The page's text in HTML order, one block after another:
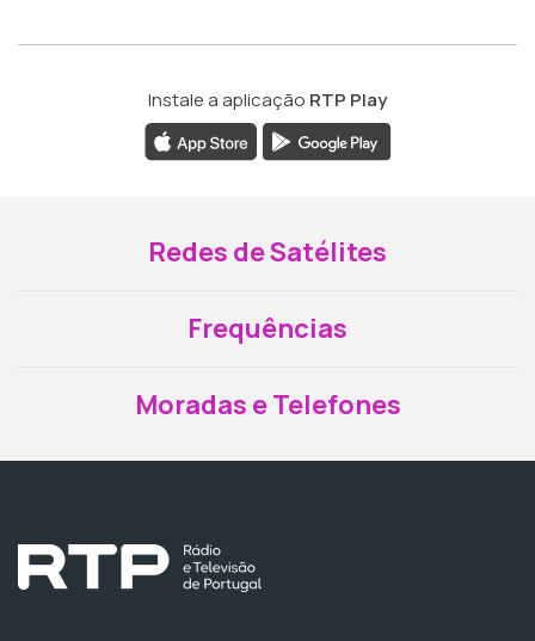
Instale a aplicação RTP Play
Redes de Satélites
Frequências
Moradas e Telefones